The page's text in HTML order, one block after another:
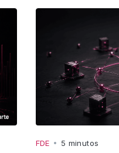
FDE • 5 minutos